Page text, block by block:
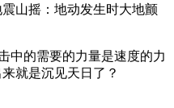
山摇：地动发生时大地颤
中的需要的力量是速度的力
就是沉见天日了？